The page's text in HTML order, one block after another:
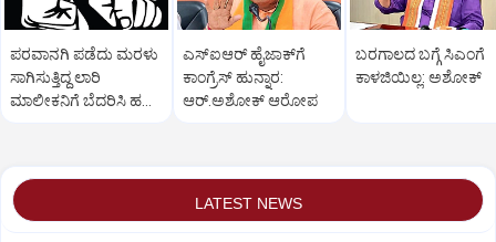
ಪರವಾನಗಿ ಪಡೆದು ಮರಳು
ಸಾಗಿಸುತ್ತಿದ್ದ ಲಾರಿ
ಮಾಲೀಕನಿಗೆ ಬೆದರಿಸಿ ಹಣ
ಎಸ್‌ಐಆರ್‌ ಹೈಜಾಕ್‌ಗೆ
ಕಾಂಗ್ರೆಸ್‌ ಹುನ್ನಾರ:
ಆರ್‌.ಅಶೋಕ್‌ ಆರೋಪ
ಬರಗಾಲದ ಬಗ್ಗೆ ಸಿಎಂಗೆ
ಕಾಳಜಿಯಿಲ್ಲ: ಅಶೋಕ್
LATEST NEWS